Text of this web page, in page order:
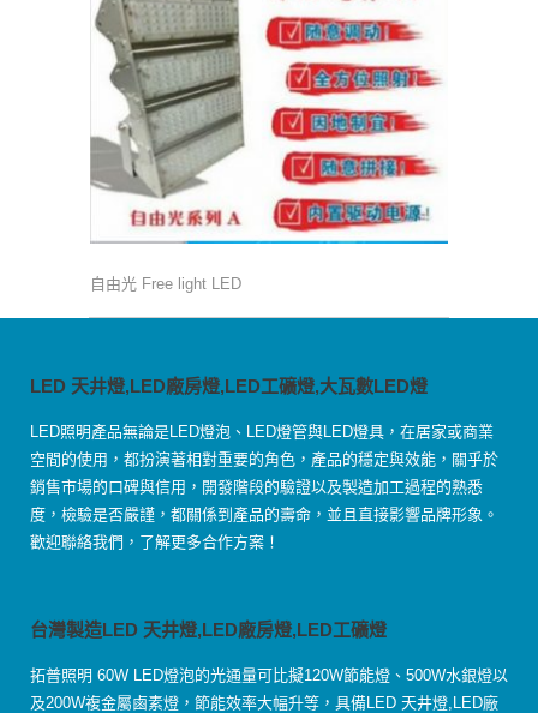
自由光 Free light LED
LED 天井燈,LED廠房燈,LED工礦燈,大瓦數LED燈
LED照明產品無論是LED燈泡、LED燈管與LED燈具，在居家或商業
空間的使用，都扮演著相對重要的角色，產品的穩定與效能，關乎於
銷售市場的口碑與信用，開發階段的驗證以及製造加工過程的熟悉
度，檢驗是否嚴謹，都關係到產品的壽命，並且直接影響品牌形象。
歡迎聯絡我們，了解更多合作方案！
台灣製造LED 天井燈,LED廠房燈,LED工礦燈
拓普照明 60W LED燈泡的光通量可比擬120W節能燈、500W水銀燈以
及200W複金屬鹵素燈，節能效率大幅升等，具備LED 天井燈,LED廠